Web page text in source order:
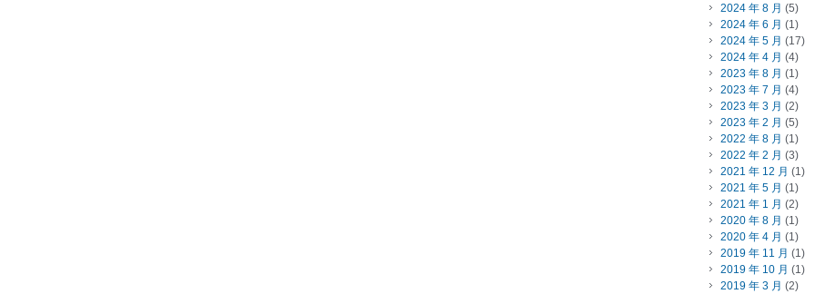
2024 年 8 月 (5)
2024 年 6 月 (1)
2024 年 5 月 (17)
2024 年 4 月 (4)
2023 年 8 月 (1)
2023 年 7 月 (4)
2023 年 3 月 (2)
2023 年 2 月 (5)
2022 年 8 月 (1)
2022 年 2 月 (3)
2021 年 12 月 (1)
2021 年 5 月 (1)
2021 年 1 月 (2)
2020 年 8 月 (1)
2020 年 4 月 (1)
2019 年 11 月 (1)
2019 年 10 月 (1)
2019 年 3 月 (2)